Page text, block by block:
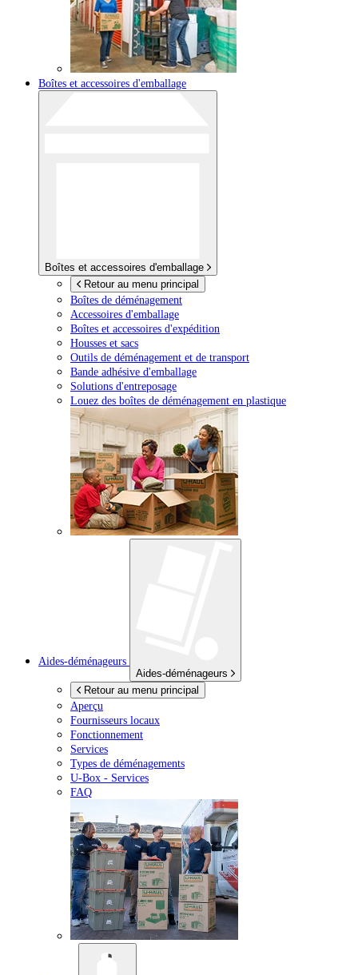
Boîtes et accessoires d'emballage
Boîtes et accessoires d'emballage
Retour au menu principal
Boîtes de déménagement
Accessoires d'emballage
Boîtes et accessoires d'expédition
Housses et sacs
Outils de déménagement et de transport
Bande adhésive d'emballage
Solutions d'entreposage
Louez des boîtes de déménagement en plastique
Aides-déménageurs
Aides-déménageurs
Retour au menu principal
Aperçu
Fournisseurs locaux
Fonctionnement
Services
Types de déménagements
U-Box - Services
FAQ